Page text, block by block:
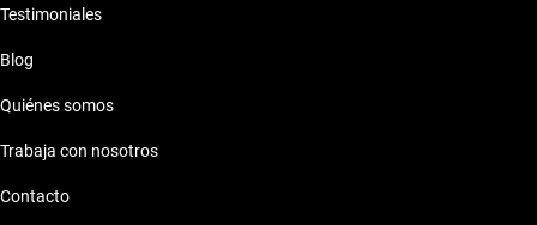
Testimoniales
Blog
Quiénes somos
Trabaja con nosotros
Contacto